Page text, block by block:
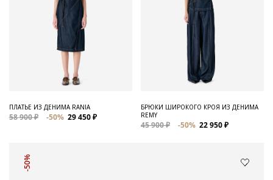
ПЛАТЬЕ ИЗ ДЕНИМА RANIA
58 900 ₽ -50% 29 450 ₽
БРЮКИ ШИРОКОГО КРОЯ ИЗ ДЕНИМА
REMY
45 900 ₽ -50% 22 950 ₽
-50%